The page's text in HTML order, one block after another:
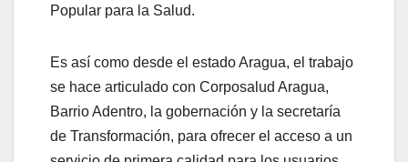
Popular para la Salud.
Es así como desde el estado Aragua, el trabajo
se hace articulado con Corposalud Aragua,
Barrio Adentro, la gobernación y la secretaría
de Transformación, para ofrecer el acceso a un